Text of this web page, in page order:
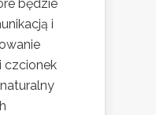
będzie
i
czcionek